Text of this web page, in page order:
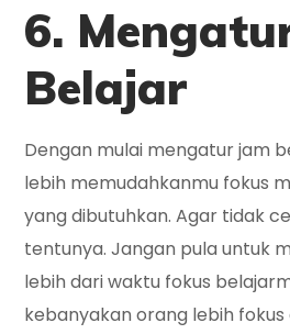
6.
Belajar
Dengan mulai mengatur jam
lebih memudahkanmu fokus
yang dibutuhkan. Agar tidak
tentunya. Jangan pula untuk
lebih dari waktu fokus
kebanyakan orang lebih